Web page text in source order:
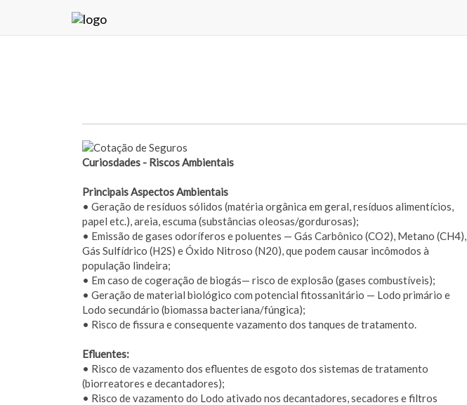
Curiosdades - Riscos Ambientais
Principais Aspectos Ambientais
• Geração de resíduos sólidos (matéria orgânica em geral, resíduos alimentícios,
papel etc.), areia, escuma (substâncias oleosas/gordurosas);
• Emissão de gases odoríferos e poluentes — Gás Carbônico (CO2), Metano (CH4),
Gás Sulfídrico (H2S) e Óxido Nitroso (N20), que podem causar incômodos à
população lindeira;
• Em caso de cogeração de biogás— risco de explosão (gases combustíveis);
• Geração de material biológico com potencial fitossanitário — Lodo primário e
Lodo secundário (biomassa bacteriana/fúngica);
• Risco de fissura e consequente vazamento dos tanques de tratamento.
Efluentes:
• Risco de vazamento dos efluentes de esgoto dos sistemas de tratamento
(biorreatores e decantadores);
• Risco de vazamento do Lodo ativado nos decantadores, secadores e filtros